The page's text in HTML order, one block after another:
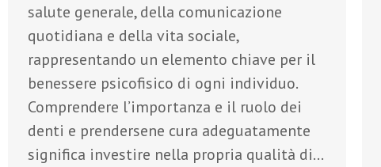
salute generale, della comunicazione
quotidiana e della vita sociale,
rappresentando un elemento chiave per il
benessere psicofisico di ogni individuo.
Comprendere l’importanza e il ruolo dei
denti e prendersene cura adeguatamente
significa investire nella propria qualità di…